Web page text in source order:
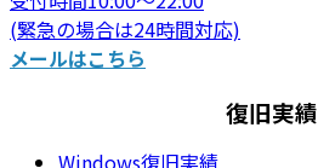
(緊急の場合は24時間対応)
メールはこちら
復旧実績
Windows復旧実績